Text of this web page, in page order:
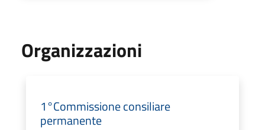
Organizzazioni
1°Commissione consiliare
permanente